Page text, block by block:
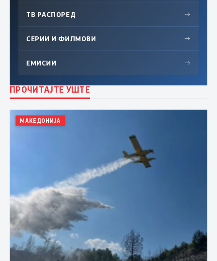
ТВ РАСПОРЕД →
СЕРИИ И ФИЛМОВИ →
ЕМИСИИ →
ПРОЧИТАЈТЕ УШТЕ
МАКЕДОНИЈА